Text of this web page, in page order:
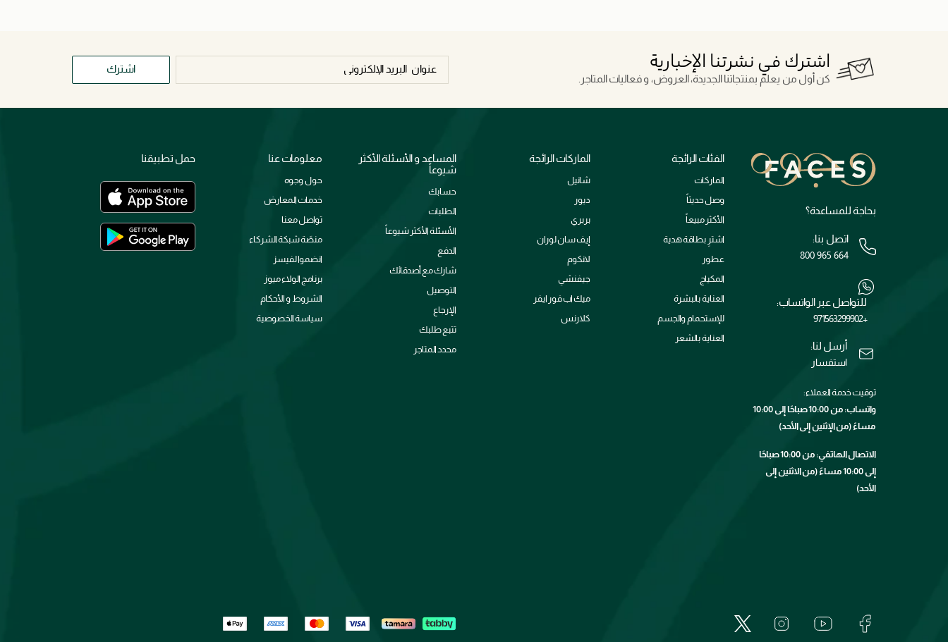
اشترك في نشرتنا الإخبارية
كن أول من يعلم بمنتجاتنا الجديدة، العروض، و فعاليات المتاجر.
اشترك
بحاجة للمساعدة؟
اتصل بنا:
800 965 664
للتواصل عبر الواتساب:
+971563299902
أرسل لنا:
استفسار
توقيت خدمة العملاء:
واتساب: من 10:00 صباحًا إلى 10:00
مساءً (من الإثنين إلى الأحد)
الاتصال الهاتفي: من 10:00 صباحًا
إلى 10:00 مساءً (من الاثنين إلى
الأحد)
الفئات الرائجة
الماركات
وصل حديثاً
الأكثر مبيعاً
اشترِ بطاقة هدية
عطور
المكياج
العناية بالبشرة
للإستحمام والجسم
العناية بالشعر
الماركات الرائجة
شانيل
ديور
بربري
إيف سان لوران
لانكوم
جيفنشي
ميك اب فور ايفر
كلارنس
المساعد و الأسئلة الأكثر
شيوعاً
حسابك
الطلبات
الأسئلة الأكثر شيوعاً
الدفع
شارك مع أصدقائك
التوصيل
الإرجاع
تتبع طلبك
محدد المتاجر
معلومات عنا
حول وجوه
خدمات المعارض
تواصل معنا
منصّة شبكة الشركاء
انضموا لفيسز
برنامج الولاء ميوز
الشروط و الأحكام
سياسة الخصوصية
حمل تطبيقنا